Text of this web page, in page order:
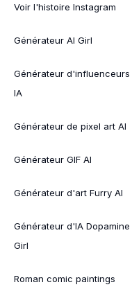
Voir l'histoire Instagram
Générateur AI Girl
Générateur d'influenceurs
IA
Générateur de pixel art AI
Générateur GIF AI
Générateur d'art Furry AI
Générateur d'IA Dopamine
Girl
Roman comic paintings